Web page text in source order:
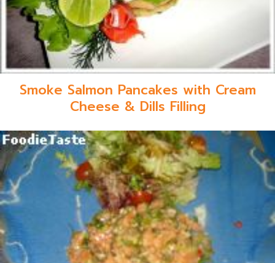
Smoke Salmon Pancakes with Cream
Cheese & Dills Filling